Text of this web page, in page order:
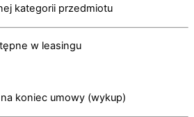
kategorii przedmiotu
w leasingu
koniec umowy (wykup)